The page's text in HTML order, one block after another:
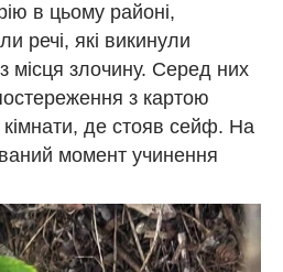
в цьому районі,
речі, які викинули
місця злочину. Серед них
з картою
кімнати, де стояв сейф. На
момент учинення